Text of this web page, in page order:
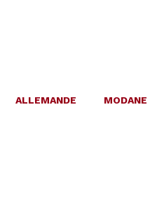
ALLEMANDE MODANE